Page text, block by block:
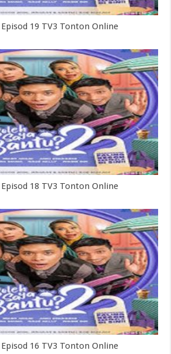
19 TV3 Tonton Online
18 TV3 Tonton Online
16 TV3 Tonton Online